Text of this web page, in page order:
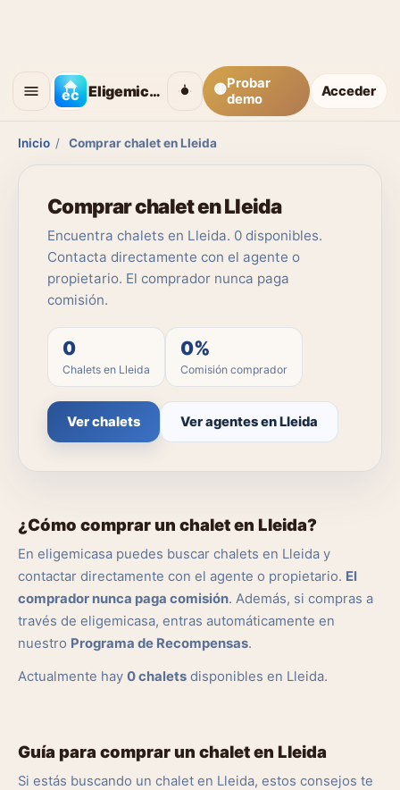
Eligemicasa 🟡Probar
demo
Acceder
Inicio / Comprar chalet en Lleida
Comprar chalet en Lleida
Encuentra chalets en Lleida. 0 disponibles.
Contacta directamente con el agente o
propietario. El comprador nunca paga
comisión.
0
Chalets en Lleida
0%
Comisión comprador
Ver chalets Ver agentes en Lleida
¿Cómo comprar un chalet en Lleida?
En eligemicasa puedes buscar chalets en Lleida y
contactar directamente con el agente o propietario. El
comprador nunca paga comisión. Además, si compras a
través de eligemicasa, entras automáticamente en
nuestro Programa de Recompensas.
Actualmente hay 0 chalets disponibles en Lleida.
Guía para comprar un chalet en Lleida
Si estás buscando un chalet en Lleida, estos consejos te